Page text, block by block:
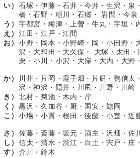
い） 石塚・伊藤・石井・今井・生沢・泉
橋・石野・稲川・石郷・ 岩間・今泉
う） 宇都宮・梅津・上曽・牛丸・宇垣・
え） 江田・江戸・江間
お） 小野・岡本・小野崎・岡・小田野・
沢・大和田・大久保・ 大塚・太田
栗・小川・小沢・大窪・大内・大野
か）
川井・片岡・鹿子畑・片庭・鴨信太
沢・神沢・隠井・川尻・川野・川崎
き） 北村・菊池・木内・岸
く） 黒沢・久加谷・厨・国安・鯨岡
こ） 小場・小貫・根田・後藤・小室・近
さ） 佐藤・斎藤・坂元・酒主・沢畑・佐
し） 信太・清水・渋江・白土・宍戸・庄
す） 介川・鈴木